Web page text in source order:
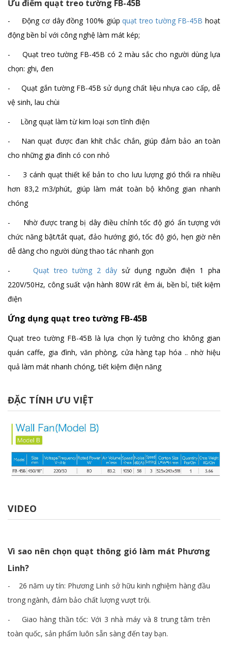
Chi tiết
Ưu điểm quạt treo tường FB-45B
- Động cơ dây đồng 100% giúpquạt treo tường FB-45B hoạt
động bền bỉ với công nghệ làm mát kép;
- Quạt treo tường FB-45B có 2 màu sắc cho người dùng lựa
chọn: ghi, đen
- Quạt gắn tường FB-45B sử dụng chất liệu nhựa cao cấp, dễ
vệ sinh, lau chùi
- Lồng quạt làm từ kim loại sơn tĩnh điện
- Nan quạt được đan khít chắc chắn, giúp đảm bảo an toàn
cho những gia đình có con nhỏ
- 3 cánh quạt thiết kế bản to cho lưu lượng gió thổi ra nhiều
hơn 83,2 m3/phút, giúp làm mát toàn bộ không gian nhanh
chóng
- Nhờ được trang bị dây điều chỉnh tốc độ gió ấn tượng với
chức năng bật/tắt quạt, đảo hướng gió, tốc độ gió, hẹn giờ nên
dễ dàng cho người dùng thao tác nhanh gọn
- Quạt treo tường 2 dây sử dụng nguồn điện 1 pha
220V/50Hz, công suất vận hành 80W rất êm ái, bền bỉ, tiết kiệm
điện
Ứng dụng quạt treo tường FB-45B
Quạt treo tường FB-45B là lựa chọn lý tưởng cho không gian
quán caffe, gia đình, văn phòng, cửa hàng tạp hóa .. nhờ hiệu
quả làm mát nhanh chóng, tiết kiệm điện năng
ĐẶC TÍNH ƯU VIỆT
VIDEO
Vì sao nên chọn quạt thông gió làm mát Phương
Linh?
- 26 năm uy tín: Phương Linh sở hữu kinh nghiệm hàng đầu
trong ngành, đảm bảo chất lượng vượt trội.
- Giao hàng thần tốc: Với 3 nhà máy và 8 trung tâm trên
toàn quốc, sản phẩm luôn sẵn sàng đến tay bạn.